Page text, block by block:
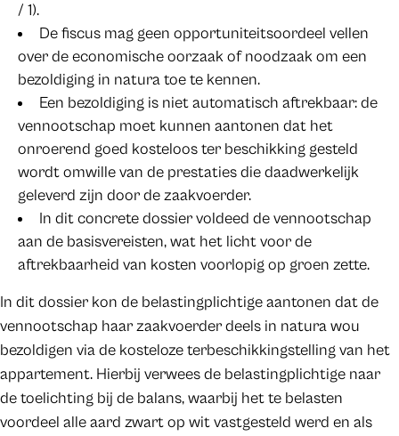
/ 1).
De fiscus mag geen opportuniteitsoordeel vellen
over de economische oorzaak of noodzaak om een
bezoldiging in natura toe te kennen.
Een bezoldiging is niet automatisch aftrekbaar: de
vennootschap moet kunnen aantonen dat het
onroerend goed kosteloos ter beschikking gesteld
wordt omwille van de prestaties die daadwerkelijk
geleverd zijn door de zaakvoerder.
In dit concrete dossier voldeed de vennootschap
aan de basisvereisten, wat het licht voor de
aftrekbaarheid van kosten voorlopig op groen zette.
In dit dossier kon de belastingplichtige aantonen dat de
vennootschap haar zaakvoerder deels in natura wou
bezoldigen via de kosteloze terbeschikkingstelling van het
appartement. Hierbij verwees de belastingplichtige naar
de toelichting bij de balans, waarbij het te belasten
voordeel alle aard zwart op wit vastgesteld werd en als